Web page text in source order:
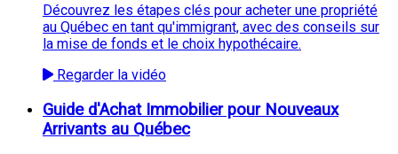
Découvrez les étapes clés pour acheter une propriété
au Québec en tant qu'immigrant, avec des conseils sur
la mise de fonds et le choix hypothécaire.
Regarder la vidéo
Guide d'Achat Immobilier pour Nouveaux
Arrivants au Québec